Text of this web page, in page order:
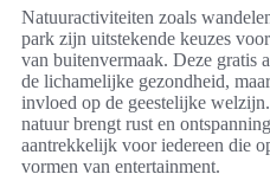
Natuuractiviteiten zoals
park zijn uitstekende keuzes
van buitenvermaak. Deze gratis
de lichamelijke gezondheid,
invloed op de geestelijke
natuur brengt rust en
aantrekkelijk voor iedereen die
vormen van entertainment.